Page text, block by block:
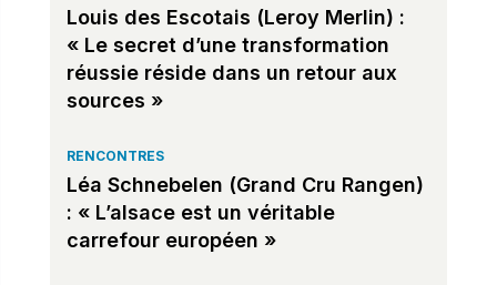
Louis des Escotais (Leroy Merlin) :
« Le secret d’une transformation
réussie réside dans un retour aux
sources »
RENCONTRES
Léa Schnebelen (Grand Cru Rangen)
: « L’alsace est un véritable
carrefour européen »